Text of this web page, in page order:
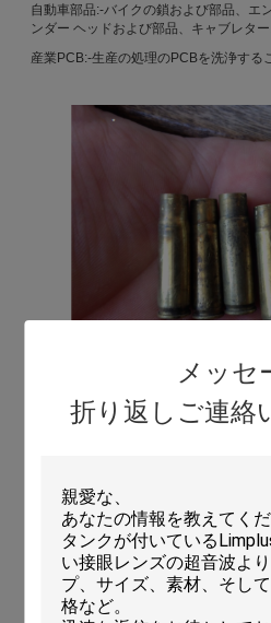
メッセ
折り返しご連絡
自動車部品:-バイクの鎖および部品、エ
ンダー ヘッドおよび部品、キャブレタ
産業PCB:-生産の処理のPCBを洗浄する